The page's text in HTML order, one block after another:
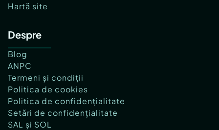
Hartă site
Despre
Blog
ANPC
Termeni și condiții
Politica de cookies
Politica de confidențialitate
Setări de confidențialitate
SAL și SOL